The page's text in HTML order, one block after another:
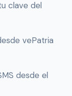
clave del
vePatria
desde el